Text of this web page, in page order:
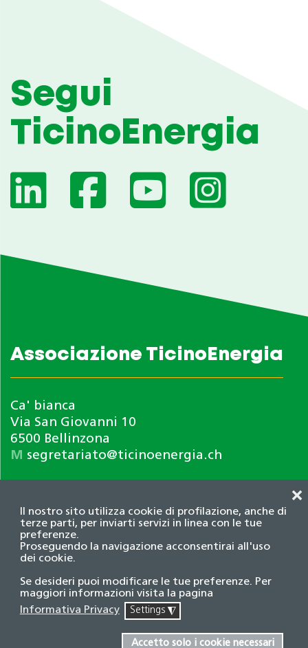
Il nostro sito utilizza cookie di profilazione, anche di
terze parti, per inviarti servizi in linea con le tue
preferenze.
Proseguendo la navigazione acconsentirai all'uso
dei cookie.
Se desideri puoi modificare le tue preferenze. Per
maggiori informazioni visita la pagina
Informativa Privacy
Settings ◮
Accetto solo i cookie necessari
❌
Segui
TicinoEnergia
Associazione TicinoEnergia
Ca' bianca
Via San Giovanni 10
6500 Bellinzona
M segretariato@ticinoenergia.ch
Informativa privacy
© 2026 Associazione TicinoEnergia. Tutti i diritti
riservati.